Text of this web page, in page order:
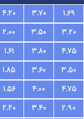
۴.۲۰ ۳.۷۰
۱.۶۹
۲.۰۰ ۳.۵۰
۳.۲۰
۱.۶۱ ۳.۸۰
۴.۷۵
۱.۸۵ ۳.۶۰
۳.۵۰
۱.۵۶ ۴.۰۰
۴.۷۵
۲.۲۰ ۳.۴۰
۲.۹۰